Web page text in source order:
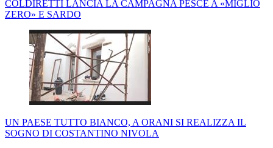
COLDIRETTI LANCIA LA CAMPAGNA PESCE A «MIGLIO
ZERO» E SARDO
UN PAESE TUTTO BIANCO, A ORANI SI REALIZZA IL
SOGNO DI COSTANTINO NIVOLA